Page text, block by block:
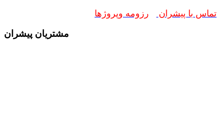
تماس با پیشران رزومه وپروژها
مشتریان پیشران